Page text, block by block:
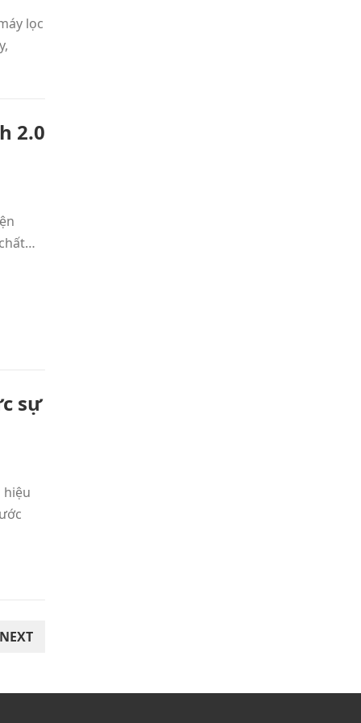
lọc
2.0
sự
hiệu
NEXT